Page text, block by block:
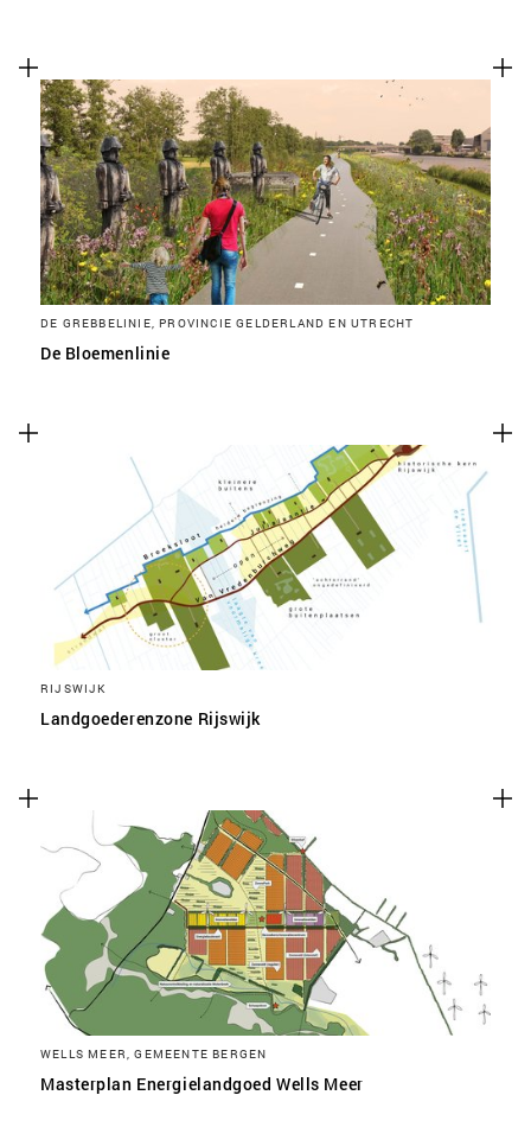
DE GREBBELINIE, PROVINCIE GELDERLAND EN UTRECHT
De Bloemenlinie
RIJSWIJK
Landgoederenzone Rijswijk
WELLS MEER, GEMEENTE BERGEN
Masterplan Energielandgoed Wells Meer